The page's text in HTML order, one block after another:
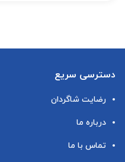
دسترسی سریع
رضایت شاگردان
درباره ما
تماس با ما